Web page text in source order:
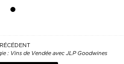
: Vins de Vendée avec JLP Goodwines